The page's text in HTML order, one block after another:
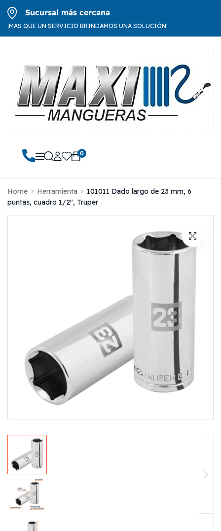
Sucursal más cercana
¡MAS QUE UN SERVICIO BRINDAMOS UNA SOLUCIÓN!
0
Home Herramienta
101011 Dado largo de 23 mm, 6
puntas, cuadro 1/2″, Truper